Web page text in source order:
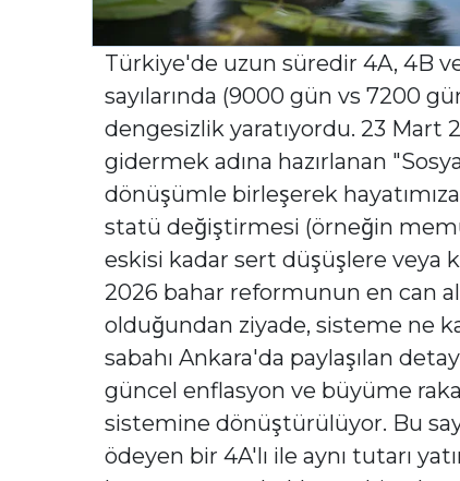
Türkiye'de uzun süredir 4A, 4B
sayılarında (9000 gün vs 7200
dengesizlik yaratıyordu. 23 Mart
gidermek adına hazırlanan
dönüşümle birleşerek
statü değiştirmesi (örneğin
eskisi kadar sert düşüşlere veya
2026 bahar reformunun en can
olduğundan ziyade, sisteme ne
sabahı Ankara'da paylaşılan
güncel enflasyon ve büyüme
sistemine dönüştürülüyor. Bu
ödeyen bir 4A'lı ile aynı tutarı